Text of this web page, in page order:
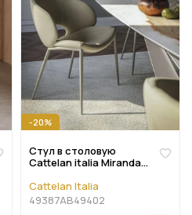
-20%
Стул в столовую
Cattelan italia Miranda
Cattelan Italia
49387AB49402